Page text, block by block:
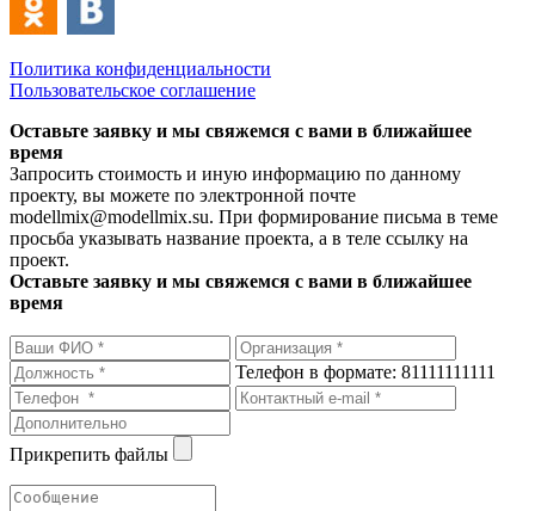
Политика конфиденциальности
Пользовательское соглашение
Оставьте заявку и мы свяжемся с вами в ближайшее
время
Запросить стоимость и иную информацию по данному
проекту, вы можете по электронной почте
modellmix@modellmix.su. При формирование письма в теме
просьба указывать название проекта, а в теле ссылку на
проект.
Оставьте заявку и мы свяжемся с вами в ближайшее
время
Телефон в формате: 81111111111
Прикрепить файлы